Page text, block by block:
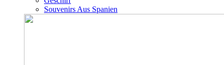
Souvenirs Aus Spanien